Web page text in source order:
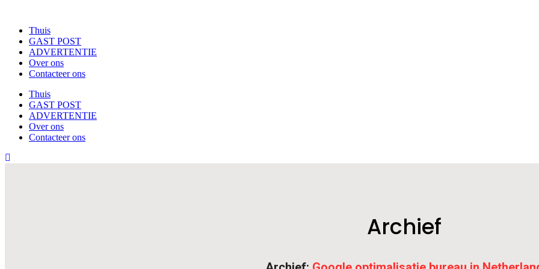
Thuis
GAST POST
ADVERTENTIE
Over ons
Contacteer ons
Thuis
GAST POST
ADVERTENTIE
Over ons
Contacteer ons
Archief